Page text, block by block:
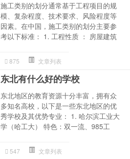
施工类别的划分通常基于工程项目的规
模、复杂程度、技术要求、风险程度等
因素。在中国，施工类别的划分主要参
考以下标准： 1. 工程性质 ： 房屋建筑
875 文章列表
东北有什么好的学校
东北地区的教育资源十分丰富，拥有众
多知名高校，以下是一些东北地区的优
秀学校及其优势专业： 1. 哈尔滨工业大
学（哈工大） 特色：双一流、985工
547 文章列表